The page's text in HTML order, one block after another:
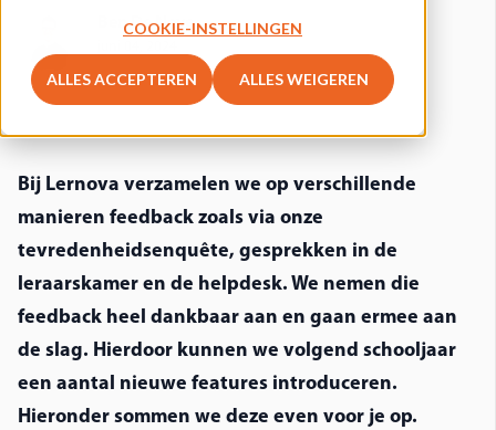
COOKIE-INSTELLINGEN
ALLES ACCEPTEREN ALLES WEIGEREN
Ben De Neve
Bij Lernova verzamelen we op verschillende
manieren feedback zoals via onze
tevredenheidsenquête, gesprekken in de
leraarskamer en de helpdesk. We nemen die
feedback heel dankbaar aan en gaan ermee aan
de slag. Hierdoor kunnen we volgend schooljaar
een aantal nieuwe features introduceren.
Hieronder sommen we deze even voor je op.